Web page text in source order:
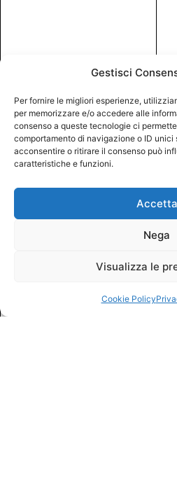
Gestisci
Per fornire le migliori esperienze,
per memorizzare e/o accedere alle
consenso a queste tecnologie ci
comportamento di navigazione o ID unici
acconsentire o ritirare il consenso può
caratteristiche e funzioni.
Accetta
Nega
Visualizza le
Cookie Policy